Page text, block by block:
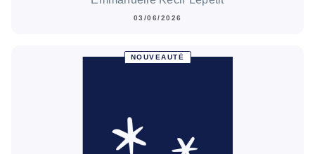
03/06/2026
NOUVEAUTÉ